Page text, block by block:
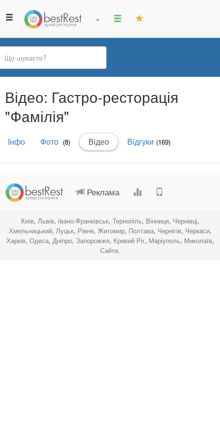
Ви
є
тут
Відео: Гастро-ресторація
"Фамілія"
Первинні
Інфо Фото (8) Відео (активна
вкладка)
Відгуки (169)
Реклама
Київ, Львів, Івано-Франківськ, Тернопіль, Вінниця, Чернівці,
Хмельницький, Луцьк, Рівне, Житомир, Полтава, Чернігів, Черкаси,
Харків, Одеса, Дніпро, Запорожжя, Кривий Ріг, Маріуполь, Миколаїв,
Сайти.